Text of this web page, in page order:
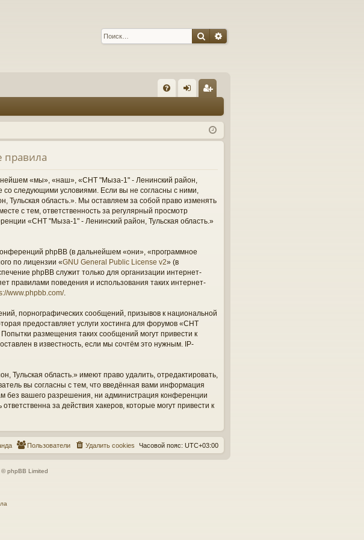
ПоискРасширенный поиск
Q д ис
тр
правила
«мы», «наш», «СНТ "Мыза-1" - Ленинский район,
со следующими условиями. Если вы не согласны с ними,
область.». Мы оставляем за собой право изменять
с тем, ответственность за регулярный просмотр
«СНТ "Мыза-1" - Ленинский район, Тульская область.»
phpBB (в дальнейшем «они», «программное
по лицензии «GNU General Public License v2» (в
phpBB служит только для организации интернет-
правилами поведения и использования таких интернет-
www.phpbb.com/.
порнографических сообщений, призывов к национальной
предоставляет услуги хостинга для форумов «СНТ
размещения таких сообщений могут привести к
в известность, если мы сочтём это нужным. IP-
область.» имеют право удалить, отредактировать,
вы согласны с тем, что введённая вами информация
без вашего разрешения, ни администрация конференции
за действия хакеров, которые могут привести к
Часовой пояс: UTC+03:00
Удалить cookies
Пользователи
phpBB Limited